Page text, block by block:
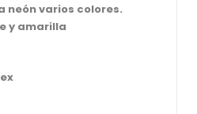
neón varios colores.
y amarilla